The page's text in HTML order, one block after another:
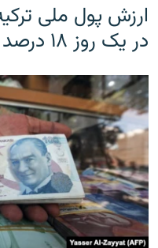
ارزش پول ملی ترکیه
در یک روز ۱۸ درصد سقوط کرد